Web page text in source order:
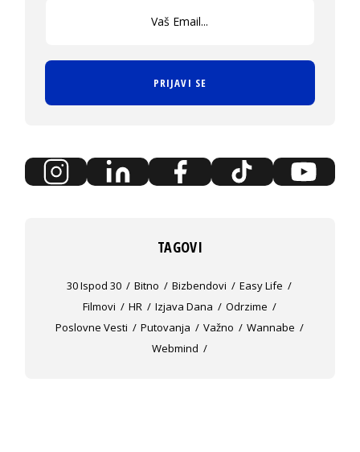
PRIJAVI SE
TAGOVI
30 Ispod 30 Bitno Bizbendovi
Easy Life
Filmovi
HR Izjava Dana
Odrzime
Poslovne Vesti
Putovanja Važno
Wannabe
Webmind